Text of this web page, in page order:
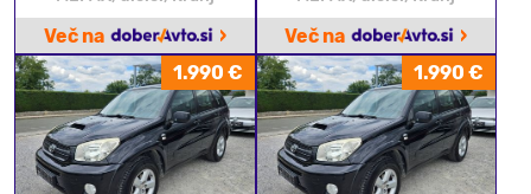
Več na › Več na ›
1.990 € 1.990 €